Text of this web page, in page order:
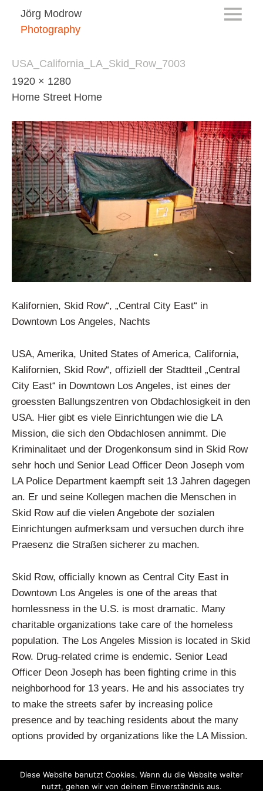
Jörg Modrow
Photography
USA_California_LA_Skid_Row_7003
1920 × 1280
Home Street Home
Kalifornien, Skid Row“, „Central City East“ in
Downtown Los Angeles, Nachts
USA, Amerika, United States of America, California,
Kalifornien, Skid Row“, offiziell der Stadtteil „Central
City East“ in Downtown Los Angeles, ist eines der
groessten Ballungszentren von Obdachlosigkeit in den
USA. Hier gibt es viele Einrichtungen wie die LA
Mission, die sich den Obdachlosen annimmt. Die
Kriminalitaet und der Drogenkonsum sind in Skid Row
sehr hoch und Senior Lead Officer Deon Joseph vom
LA Police Department kaempft seit 13 Jahren dagegen
an. Er und seine Kollegen machen die Menschen in
Skid Row auf die vielen Angebote der sozialen
Einrichtungen aufmerksam und versuchen durch ihre
Praesenz die Straßen sicherer zu machen.
Skid Row, officially known as Central City East in
Downtown Los Angeles is one of the areas that
homlessness in the U.S. is most dramatic. Many
charitable organizations take care of the homeless
population. The Los Angeles Mission is located in Skid
Row. Drug-related crime is endemic. Senior Lead
Officer Deon Joseph has been fighting crime in this
neighborhood for 13 years. He and his associates try
to make the streets safer by increasing police
presence and by teaching residents about the many
options provided by organizations like the LA Mission.
Diese Website benutzt Cookies. Wenn du die Website weiter
nutzt, gehen wir von deinem Einverständnis aus.